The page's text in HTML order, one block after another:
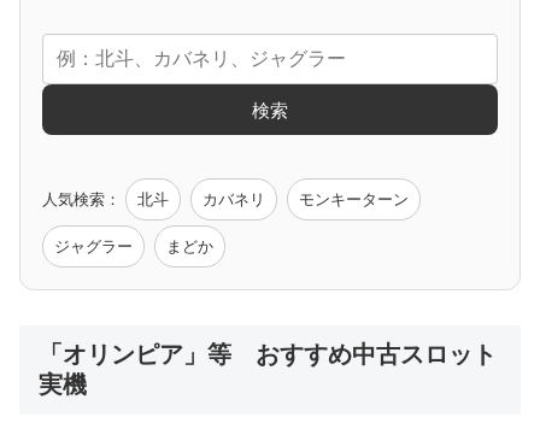
エヴァ コードギアス 化物語 炎炎ノ消防隊
モンハン バイオ ペルソナ
値下げ台
検索
人気検索： 北斗 カバネリ モンキーターン
ジャグラー まどか
「オリンピア」等 おすすめ中古スロット
実機